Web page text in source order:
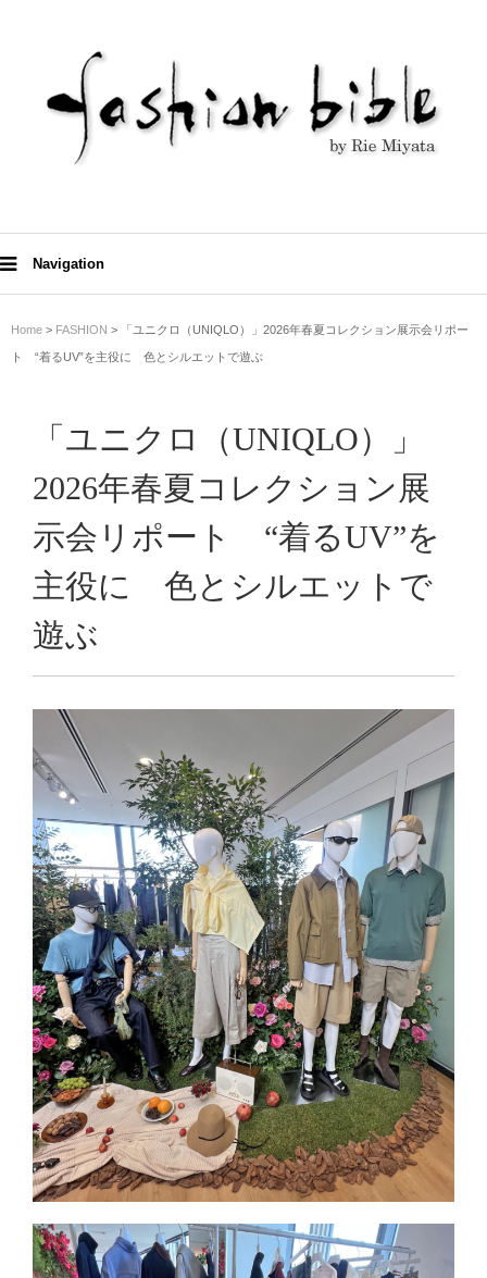
Navigation
Home > FASHION > 「ユニクロ（UNIQLO）」2026年春夏コレクション展示会リポー
ト “着るUV”を主役に 色とシルエットで遊ぶ
「ユニクロ（UNIQLO）」
2026年春夏コレクション展
示会リポート “着るUV”を
主役に 色とシルエットで
遊ぶ